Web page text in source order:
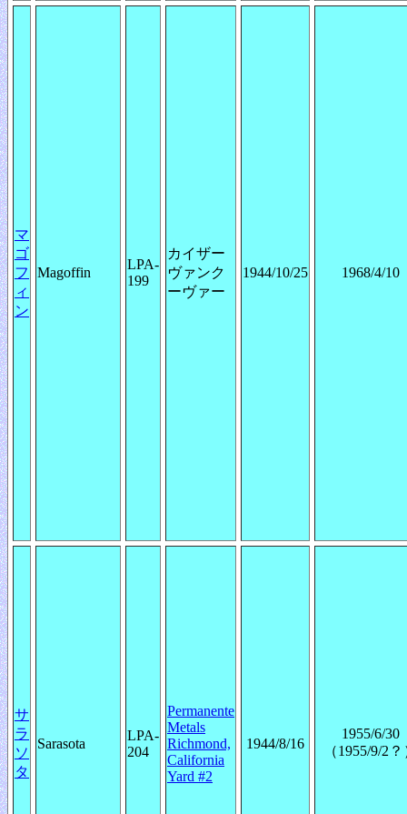
マ
ゴ
フ
ィ
ン
Magoffin
LPA-
199
カイザー
ヴァンク
ーヴァー
1944/10/25 1968/4/10
サ
ラ
ソ
タ
Sarasota
LPA-
204
Permanente
Metals
Richmond,
California
Yard #2
1944/8/16
1955/6/30
（1955/9/2